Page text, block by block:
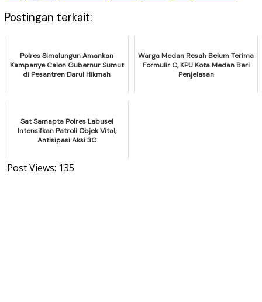
Postingan terkait:
Polres Simalungun Amankan
Kampanye Calon Gubernur Sumut
di Pesantren Darul Hikmah
Warga Medan Resah Belum Terima
Formulir C, KPU Kota Medan Beri
Penjelasan
Sat Samapta Polres Labusel
Intensifkan Patroli Objek Vital,
Antisipasi Aksi 3C
Post Views: 135